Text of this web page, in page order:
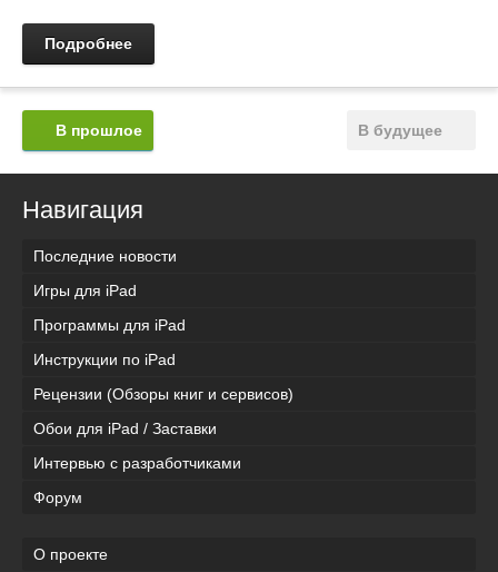
Подробнее
В будущее
В прошлое
Навигация
Последние новости
Игры для iPad
Программы для iPad
Инструкции по iPad
Рецензии (Обзоры книг и сервисов)
Обои для iPad / Заставки
Интервью с разработчиками
Форум
О проекте